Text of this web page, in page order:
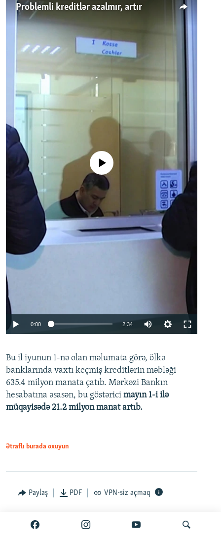
Problemli kreditlər azalmır, artır
Auto 240p 360p 480p
No media source currently available
0:00 2:34
360p
480p
720p
Bu il iyunun 1-nə olan məlumata görə, ölkə
banklarında vaxtı keçmiş kreditlərin məbləği
635.4 milyon manata çatıb. Mərkəzi Bankın
hesabatına əsasən, bu göstərici mayın 1-i ilə
müqayisədə 21.2 milyon manat artıb.
Ətraflı burada oxuyun
Paylaş PDF VPN-siz açmaq
İyun 25, 2026